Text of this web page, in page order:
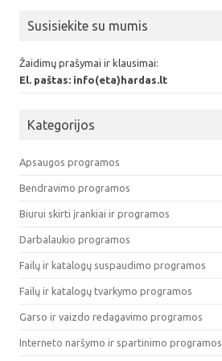
Susisiekite su mumis
Žaidimų prašymai ir klausimai:
El. paštas: info(eta)hardas.lt
Kategorijos
Apsaugos programos
Bendravimo programos
Biurui skirti įrankiai ir programos
Darbalaukio programos
Failų ir katalogų suspaudimo programos
Failų ir katalogų tvarkymo programos
Garso ir vaizdo redagavimo programos
Interneto naršymo ir spartinimo programos